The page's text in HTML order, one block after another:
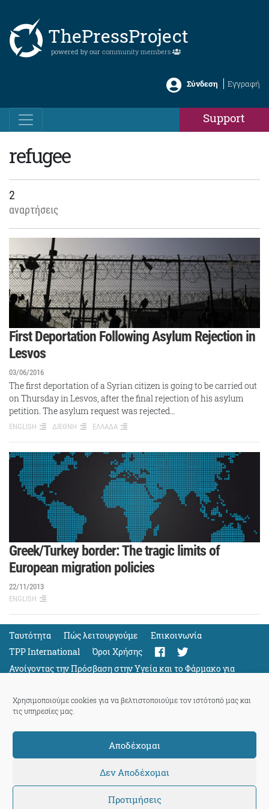
Χρησιμοποιούμε cookies για να βελτιστοποιούμε τον ιστότοπό μας και
τις υπηρεσίες μας.
Αποδέχομαι
Δεν Αποδέχομαι
Προτιμήσεις
ThePressProject
powered by our community members
Σύνδεση Εγγραφή
Support
refugee
2
αναρτήσεις
First Deportation Following Asylum Rejection in
Lesvos
03/06/2016
The first deportation of a Syrian citizen is going to be carried out
on Thursday in Lesvos, after the final rejection of his asylum
petition. The asylum request was rejected…
ENGLISH ΔΙΕΘΝΗ ΕΛΛΑΔΑ
Greek/Turkey border: The tragic limits of
European migration policies
22/11/2013
ENGLISH
Ταυτότητα Πώς λειτουργούμε
Eπικοινωνία
TPP International
Όροι Χρήσης
Ανοίγοντας την Πρόσβαση στην Υγεία και το Φάρμακο για
Όλους
Support
ThePressProject
powered by our community members
© 2026 ThePressProject | Created by BitsnBytes & re-manufactured